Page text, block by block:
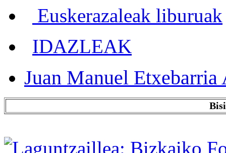
Euskerazaleak liburuak
IDAZLEAK
Juan Manuel Etxebarria